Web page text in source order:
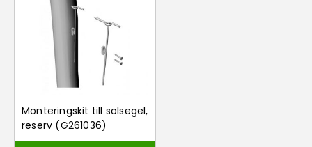
Monteringskit till solsegel,
reserv (G261036)